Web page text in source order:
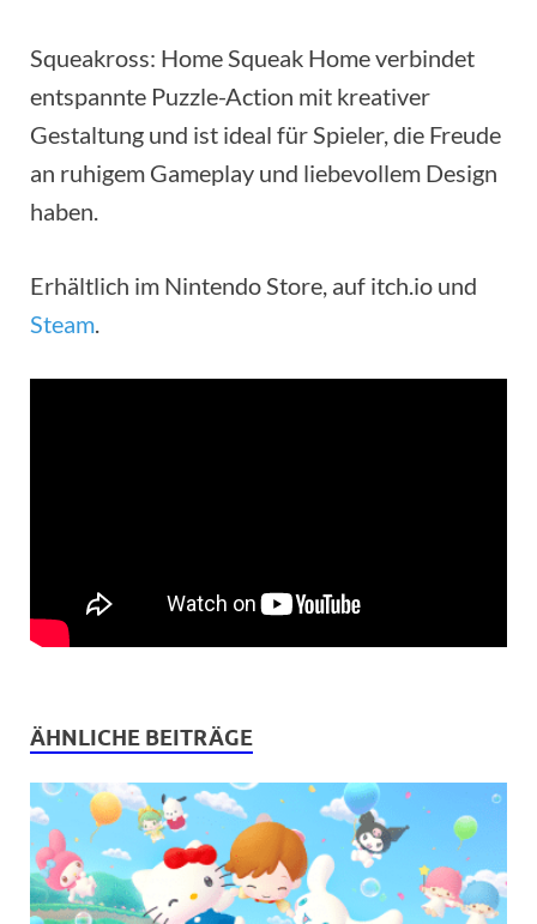
Squeakross: Home Squeak Home verbindet
entspannte Puzzle-Action mit kreativer
Gestaltung und ist ideal für Spieler, die Freude
an ruhigem Gameplay und liebevollem Design
haben.
Erhältlich im Nintendo Store, auf itch.io und
Steam.
ÄHNLICHE BEITRÄGE